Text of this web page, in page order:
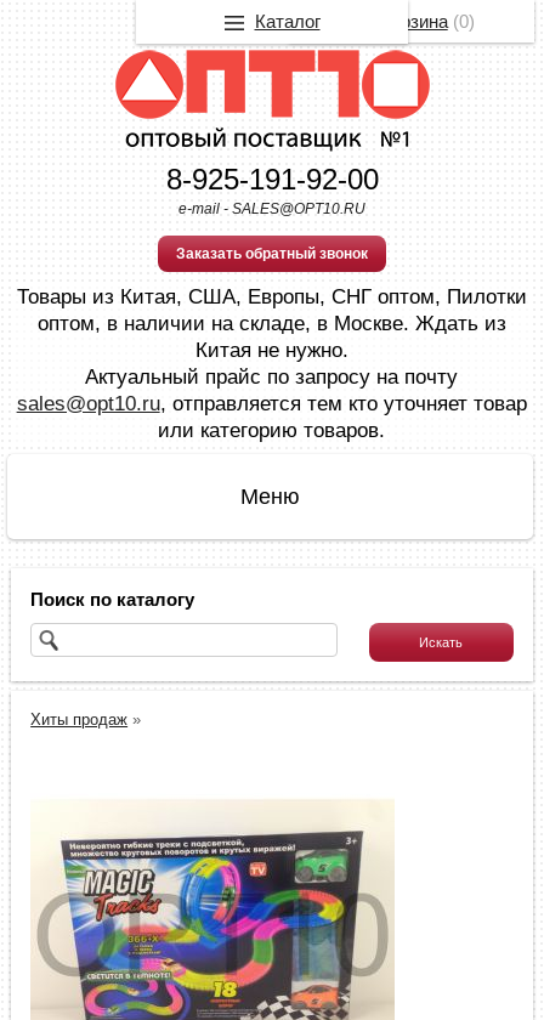
8-925-191-92-00
e-mail - SALES@OPT10.RU
Заказать обратный звонок
Товары из Китая, США, Европы, СНГ оптом, Пилотки
оптом, в наличии на складе, в Москве. Ждать из
Китая не нужно.
Актуальный прайс по запросу на почту
sales@opt10.ru, отправляется тем кто уточняет товар
или категорию товаров.
Поиск по каталогу
Хиты продаж »
Корзина(0)
Каталог